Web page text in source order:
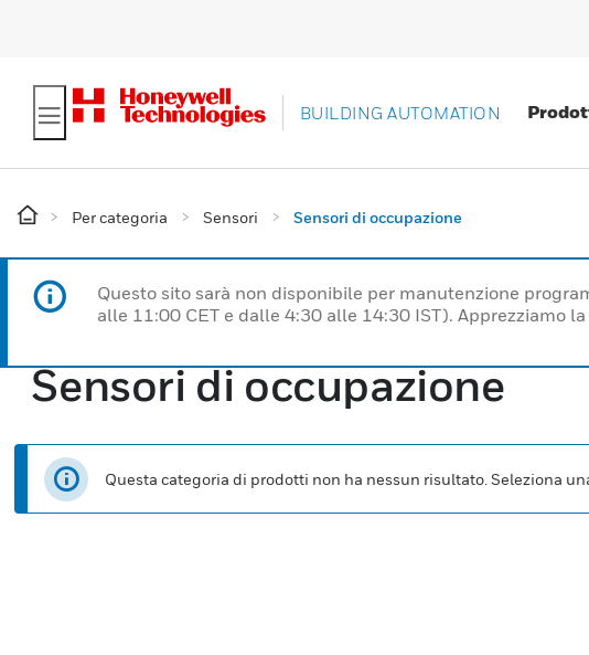
BUILDING AUTOMATION
Per categoria Sensori Sensori di occupazione
Questo sito sarà non disponibile per manutenzione
alle 11:00 CET e dalle 4:30 alle 14:30 IST). Apprezziamo
Sensori di occupazione
Questa categoria di prodotti non ha nessun risultato. Seleziona